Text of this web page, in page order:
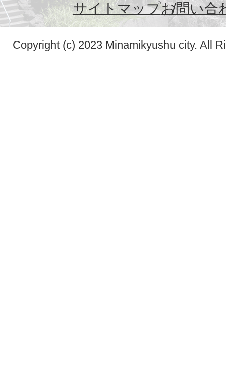
サイトマップお問い合
Copyright (c) 2023 Minamikyushu city. All